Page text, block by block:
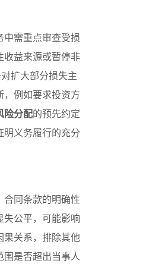
中需重点审查受损
收益来源或暂停非
扩大部分损失主
例如要求投资方
险分配的预先约定
义务履行的充分
同条款的明确性
公平，可能影响
果关系，排除其他
是否超出当事人